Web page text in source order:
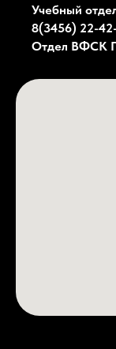
Учебный
8(3456) 22-
Отдел ВФСК